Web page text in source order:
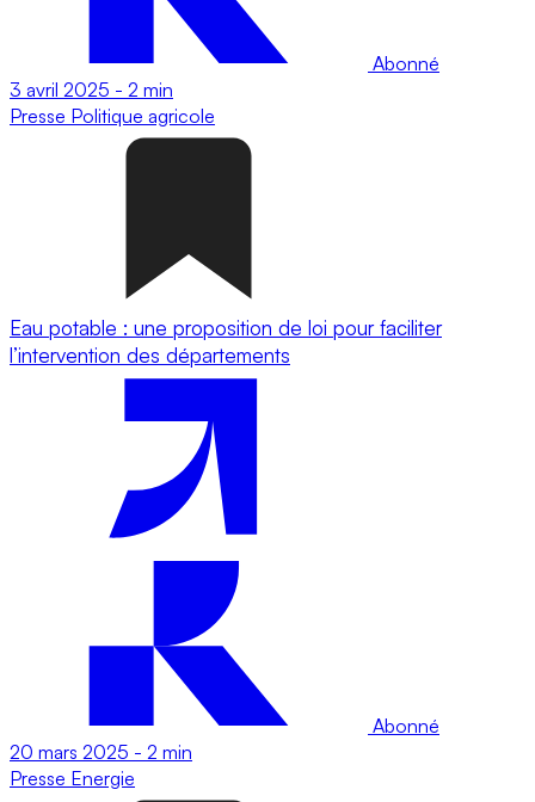
Abonné
3 avril 2025 - 2 min
Presse Politique agricole
Eau potable : une proposition de loi pour faciliter
l’intervention des départements
Abonné
20 mars 2025 - 2 min
Presse Energie